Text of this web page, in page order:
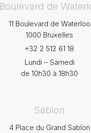
Boulevard de
11 Boulevard de Waterloo
1000 Bruxelles
+32 2 512 61 18
Lundi – Samedi
de 10h30 à 18h30
Sablon
4 Place du Grand Sablon